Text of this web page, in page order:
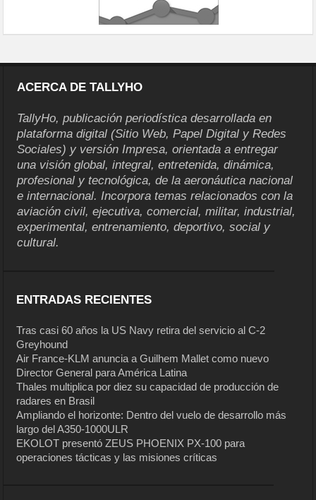
ACERCA DE TALLYHO
TallyHo, publicación periodística desarrollada en
plataforma digital (Sitio Web, Papel Digital y Redes
Sociales) y versión Impresa, orientada a entregar
una visión global, integral, entretenida, dinámica,
profesional y tecnológica, de la aeronáutica nacional
e internacional. Incorpora temas relacionados con la
aviación civil, ejecutiva, comercial, militar, industrial,
experimental, entrenamiento, deportivo, social y
cultural.
ENTRADAS RECIENTES
Tras casi 60 años la US Navy retira del servicio al C-2
Greyhound
Air France-KLM anuncia a Guilhem Mallet como nuevo
Director General para América Latina
Thales multiplica por diez su capacidad de producción de
radares en Brasil
Ampliando el horizonte: Dentro del vuelo de desarrollo más
largo del A350-1000ULR
EKOLOT presentó ZEUS PHOENIX PX-100 para
operaciones tácticas y las misiones críticas